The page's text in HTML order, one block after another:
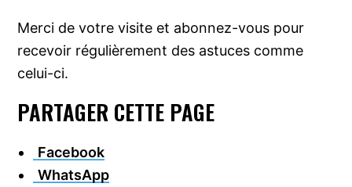
Merci de votre visite et abonnez-vous pour
recevoir régulièrement des astuces comme
celui-ci.
PARTAGER CETTE PAGE
Facebook
WhatsApp